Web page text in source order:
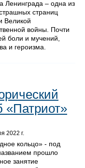
Ленинграда – одна из
страниц
Великой
войны. Почти
боли и мучений,
и героизма.
«Патриот»
2022 г.
кольцо» - под
прошло
занятие